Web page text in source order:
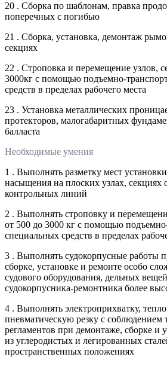
20 . Сборка по шаблонам, правка
поперечных с погибью
21 . Сборка, установка, демонтаж
секциях
22 . Строповка и перемещение узлов,
3000кг с помощью подъемно-
средств в пределах рабочего места
23 . Установка металлических
протекторов, малогабаритных
балласта
Необходимые умения
1 . Выполнять разметку мест
насыщения на плоских узлах, секциях
контрольных линий
2 . Выполнять строповку и
от 500 до 3000 кг с помощью
специальных средств в пределах
3 . Выполнять судокорпусные работы
сборке, установке и ремонте особо
судового оборудования, дельных
судокорпусника-ремонтника более
4 . Выполнять электроприхватку,
пневматическую резку с соблюдением
регламентов при демонтаже, сборке и
из углеродистых и легированных
пространственных положениях